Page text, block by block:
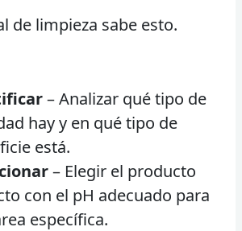
de limpieza sabe esto.
– Analizar qué tipo de
hay y en qué tipo de
está.
– Elegir el producto
con el pH adecuado para
específica.